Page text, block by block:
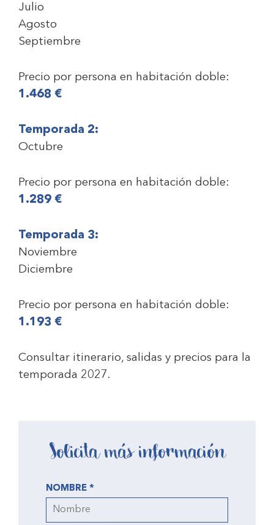
Julio
Agosto
Septiembre
Precio por persona en habitación doble:
1.468 €
Temporada 2:
Octubre
Precio por persona en habitación doble:
1.289 €
Temporada 3:
Noviembre
Diciembre
Precio por persona en habitación doble:
1.193 €
Consultar itinerario, salidas y precios para la
temporada 2027.
Solicita más información
NOMBRE *